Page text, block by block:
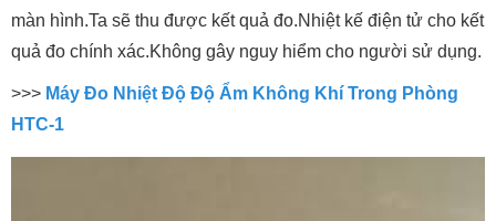
màn hình.Ta sẽ thu được kết quả đo.Nhiệt kế điện tử cho kết
quả đo chính xác.Không gây nguy hiểm cho người sử dụng.
>>> Máy Đo Nhiệt Độ Độ Ẩm Không Khí Trong Phòng
HTC-1